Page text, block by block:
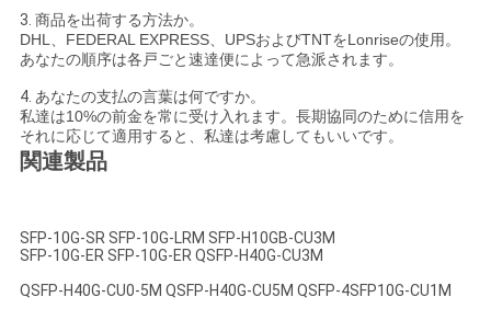
3. 商品を出荷する方法か。
DHL、FEDERAL EXPRESS、UPSおよびTNTをLonriseの使用。
あなたの順序は各戸ごと速達便によって急派されます。
4. あなたの支払の言葉は何ですか。
私達は10%の前金を常に受け入れます。長期協同のために信用を
それに応じて適用すると、私達は考慮してもいいです。
関連製品
SFP-10G-SR SFP-10G-LRM SFP-H10GB-CU3M
SFP-10G-ER SFP-10G-ER QSFP-H40G-CU3M
QSFP-H40G-CU0-5M QSFP-H40G-CU5M QSFP-4SFP10G-CU1M